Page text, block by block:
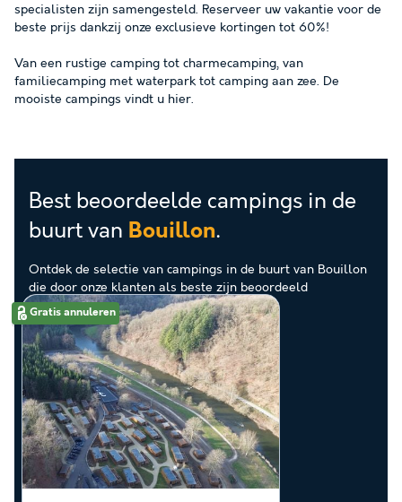
specialisten zijn samengesteld. Reserveer uw vakantie voor de
beste prijs dankzij onze exclusieve kortingen tot 60%!
Van een rustige camping tot charmecamping, van
familiecamping met waterpark tot camping aan zee. De
mooiste campings vindt u hier.
Best beoordeelde campings in de
buurt van Bouillon.
Ontdek de selectie van campings in de buurt van Bouillon
die door onze klanten als beste zijn beoordeeld
Gratis annuleren